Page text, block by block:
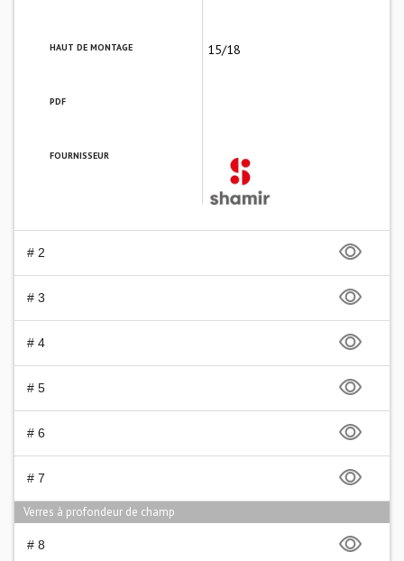
HAUT DE MONTAGE 15/18
PDF
FOURNISSEUR
# 2
# 3
# 4
# 5
# 6
# 7
Verres à profondeur de champ
# 8